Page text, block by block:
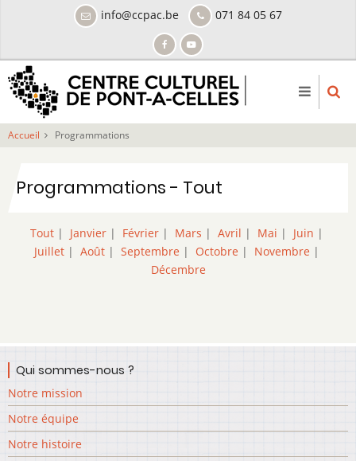
principal
info@ccpac.be 071 84 05 67
Accueil Programmations
Programmations - Tout
Tout| Janvier| Février| Mars | Avril | Mai | Juin |
Juillet| Août| Septembre | Octobre | Novembre |
Décembre
Qui sommes-nous ?
Notre mission
Notre équipe
Notre histoire